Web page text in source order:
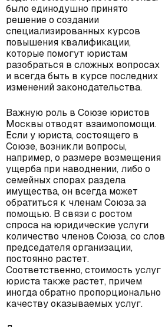
было единодушно принято
решение о создании
специализированных курсов
повышения квалификации,
которые помогут юристам
разобраться в сложных вопросах
и всегда быть в курсе последних
изменений законодательства.
Важную роль в Союзе юристов
Москвы отводят взаимопомощи.
Если у юриста, состоящего в
Союзе, возникли вопросы,
например, о размере возмещения
ущерба при наводнении, либо о
семейных спорах раздела
имущества, он всегда может
обратиться к членам Союза за
помощью. В связи с ростом
спроса на юридические услуги
количество членов Союза, со слов
председателя организации,
постоянно растет.
Соответственно, стоимость услуг
юриста также растет, причем
иногда обратно пропорционально
качеству оказываемых услуг.